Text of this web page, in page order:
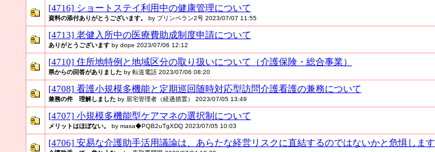
[4716] ショートステイ利用中の健康管理について
資料の添付ありがとうございます。 by プリンペラン2号 2023/07/07 11:55
[4713] 老健入所中の医療費助成制度申請について
ありがとうございますby dope 2023/07/06 12:12
[4710] 住所地特例と地域区分の取り扱いについて（介護保険・総合事業）
県からの回答がありました by 転送電話 2023/07/06 08:20
[4708] 看護小規模多機能と定期巡回随時対応型訪問介護看護の兼務について
兼務の件 理解しました by 居宅管理者（経過措置） 2023/07/05 13:49
[4707] 小規模多機能型ケアマネの選択制について
メリットはほぼない。 by masa◆PQB2uTgXDQ 2023/07/05 10:03
[4706] 安易な介護助手活用議論は、あらたな経営リスクに直結するのではないかと危惧します